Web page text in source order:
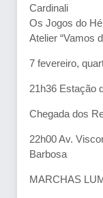
Cardinali
Os Jogos do
Atelier “Vamos
7 fevereiro,
21h36 Estação
Chegada dos
22h00 Av.
Barbosa
MARCHAS